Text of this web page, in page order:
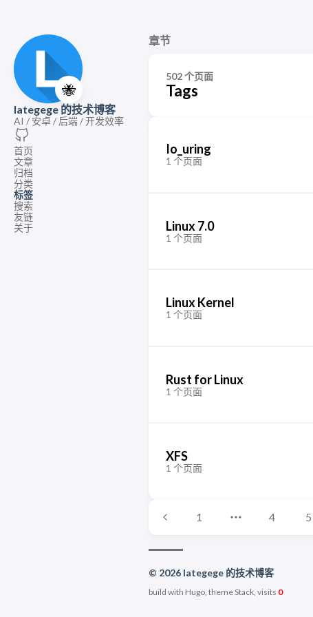
🐝
lategege 的技术博客
AI / 安卓 / 后端 / 开发效率
首页
文章
归档
分类
标签
搜索
友链
关于
章节
502 个页面
Tags
Io_uring
1 个页面
Linux 7.0
1 个页面
Linux Kernel
1 个页面
Rust for Linux
1 个页面
XFS
1 个页面
1 4 5
© 2026 lategege 的技术博客
build with Hugo, theme Stack, visits 0